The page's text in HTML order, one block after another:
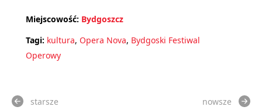
Miejscowość: Bydgoszcz
Tagi: kultura, Opera Nova, Bydgoski Festiwal
Operowy
starsze nowsze